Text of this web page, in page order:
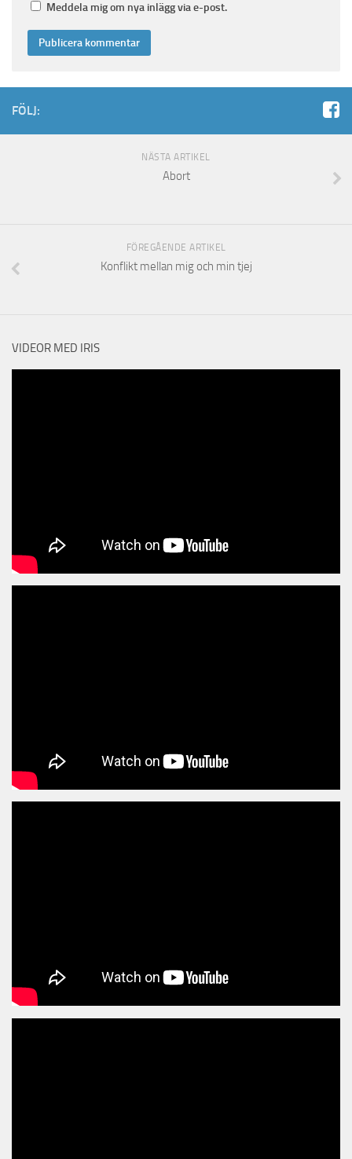
Meddela mig om nya inlägg via e-post.
FÖLJ:
NÄSTA ARTIKEL
Abort
FÖREGÅENDE ARTIKEL
Konflikt mellan mig och min tjej
VIDEOR MED IRIS